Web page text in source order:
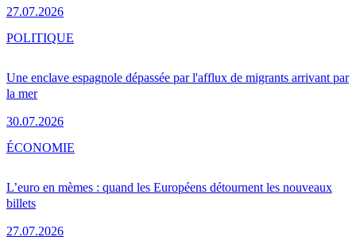
27.07.2026
Une enclave espagnole dépassée par l'afflux de migrants arrivant par
la mer
30.07.2026
POLITIQUE
L’euro en mèmes : quand les Européens détournent les nouveaux
billets
27.07.2026
ÉCONOMIE